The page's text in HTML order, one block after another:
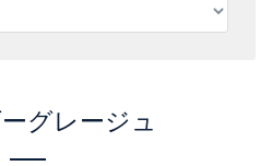
グレージュ